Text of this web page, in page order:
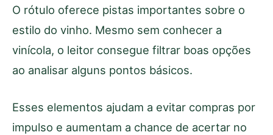
O rótulo oferece pistas importantes sobre o
estilo do vinho. Mesmo sem conhecer a
vinícola, o leitor consegue filtrar boas opções
ao analisar alguns pontos básicos.
Esses elementos ajudam a evitar compras por
impulso e aumentam a chance de acertar no